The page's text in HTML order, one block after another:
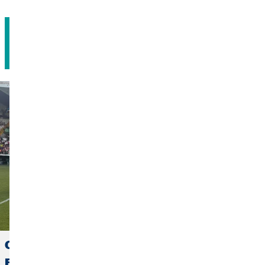
OVB España se suma a la visibilización de la
ELA en Cáceres